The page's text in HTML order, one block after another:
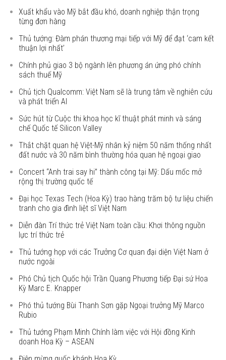
Xuất khẩu vào Mỹ bắt đầu khó, doanh nghiệp thận trọng
từng đơn hàng
Thủ tướng: Đàm phán thương mại tiếp với Mỹ để đạt ‘cam kết
thuận lợi nhất’
Chính phủ giao 3 bộ ngành lên phương án ứng phó chính
sách thuế Mỹ
Chủ tịch Qualcomm: Việt Nam sẽ là trung tâm về nghiên cứu
và phát triển AI
Sức hút từ Cuộc thi khoa học kĩ thuật phát minh và sáng
chế Quốc tế Silicon Valley
Thắt chặt quan hệ Việt-Mỹ nhân kỷ niệm 50 năm thống nhất
đất nước và 30 năm bình thường hóa quan hệ ngoại giao
Concert “Anh trai say hi” thành công tại Mỹ: Dấu mốc mở
rộng thị trường quốc tế
Đại học Texas Tech (Hoa Kỳ) trao hàng trăm bộ tư liệu chiến
tranh cho gia đình liệt sĩ Việt Nam
Diễn đàn Trí thức trẻ Việt Nam toàn cầu: Khơi thông nguồn
lực trí thức trẻ
Thủ tướng họp với các Trưởng Cơ quan đại diện Việt Nam ở
nước ngoài
Phó Chủ tịch Quốc hội Trần Quang Phương tiếp Đại sứ Hoa
Kỳ Marc E. Knapper
Phó thủ tướng Bùi Thanh Sơn gặp Ngoại trưởng Mỹ Marco
Rubio
Thủ tướng Phạm Minh Chính làm việc với Hội đồng Kinh
doanh Hoa Kỳ – ASEAN